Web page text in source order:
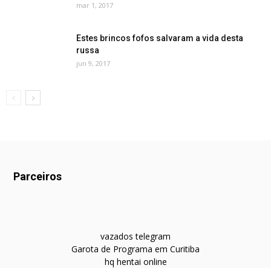
mar 1, 2017
Estes brincos fofos salvaram a vida desta
russa
jun 9, 2017
Parceiros
vazados telegram
Garota de Programa em Curitiba
hq hentai online